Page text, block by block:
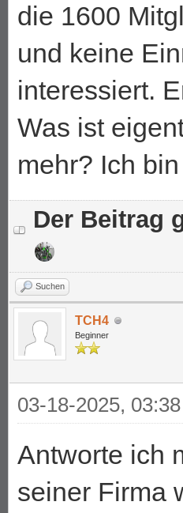
die 1600
und keine
interessiert.
Was ist
mehr? Ich
Der Beitrag
Suchen
TCH4
Beginner
03-18-2025,
Antworte ich
seiner Firma